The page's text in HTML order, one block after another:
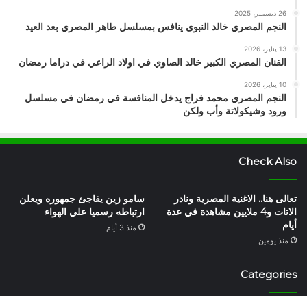
26 ديسمبر، 2025
النجم المصري خالد النبوى ينافس بمسلسل طاهر المصري بعد العيد
13 يناير، 2026
الفنان المصري الكبير خالد الصاوي في اولاد الراعي في دراما رمضان
10 يناير، 2026
النجم المصري محمد فراج يدخل المنافسة في رمضان في مسلسل
ورود وشيكولاتة وأب ولكن
Check Also
تعالى هنا.. الاغنية المصرية ونادر
الاتات و4 ملايين مشاهدة في عدة
أيام
منذ يومين
سامو زين يفاجئ جمهوره ويعلن
ارتباطه رسميا علي الهواء
منذ 3 أيام
Categories